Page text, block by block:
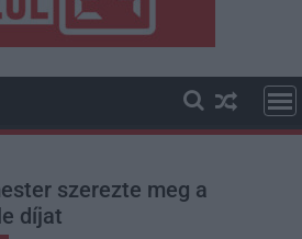
szerezte meg a
díjat